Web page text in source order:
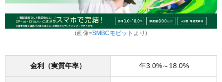
(画像=SMBCモビット より)
金利（実質年率） 年3.0%～18.0%